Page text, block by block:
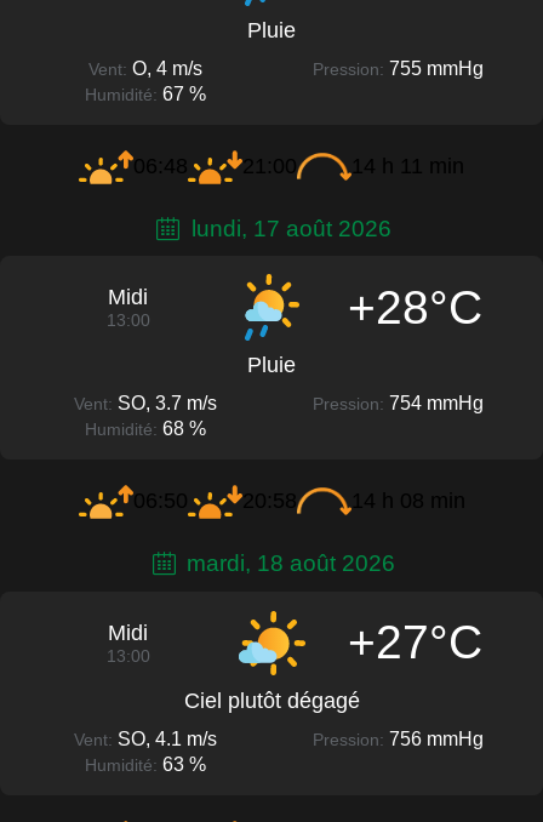
Pluie
Vent: O, 4 m/s Pression: 755 mmHg
Humidité: 67 %
06:48 21:00 14 h 11 min
lundi, 17 août 2026
Midi
13:00 +28°C
Pluie
Vent: SO, 3.7 m/s Pression: 754 mmHg
Humidité: 68 %
06:50 20:58 14 h 08 min
mardi, 18 août 2026
Midi
13:00 +27°C
Ciel plutôt dégagé
Vent: SO, 4.1 m/s Pression: 756 mmHg
Humidité: 63 %